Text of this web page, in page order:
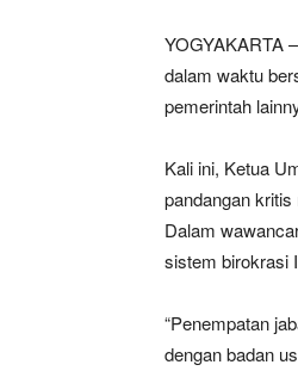
YOGYAKARTA
dalam waktu
pemerintah
Kali ini, Ketua
pandangan
Dalam
sistem birokrasi
“Penempatan
dengan badan